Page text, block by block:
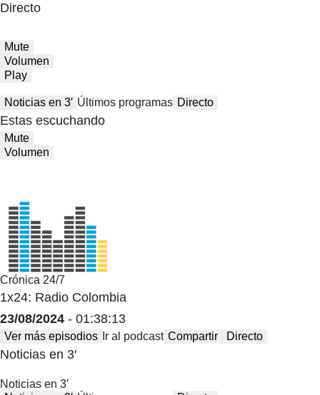
Directo
Mute
Volumen
Play
Noticias en 3′ Últimos programas Directo
Estas escuchando
Mute
Volumen
Crónica 24/7
1x24: Radio Colombia
23/08/2024 - 01:38:13
Ver más episodios Ir al podcast Compartir Directo
Noticias en 3′
Noticias en 3′